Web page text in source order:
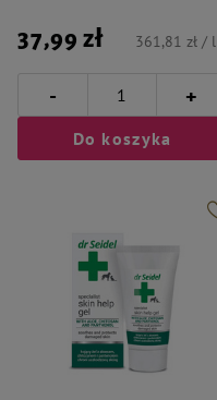
37,99 zł 361,81 zł / l
- +
Do koszyka